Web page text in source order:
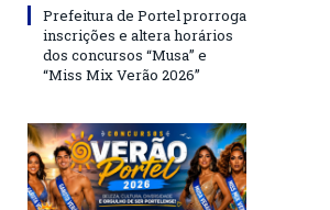
Prefeitura de Portel prorroga
inscrições e altera horários
dos concursos “Musa” e
“Miss Mix Verão 2026”